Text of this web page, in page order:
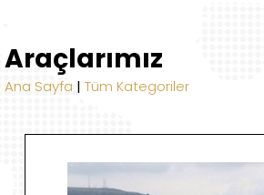
Araçlarımız
Ana Sayfa | Tüm Kategoriler